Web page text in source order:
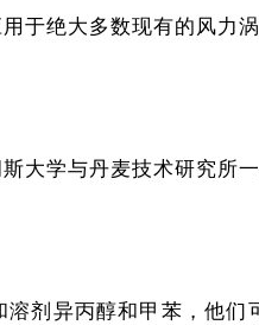
于绝大多数现有的风力
大学与丹麦技术研究所
剂异丙醇和甲苯，他